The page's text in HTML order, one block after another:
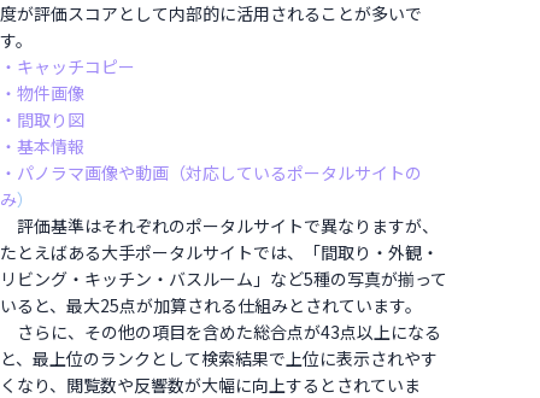
度が評価スコアとして内部的に活用されることが多いで
す。
・キャッチコピー
・物件画像
・間取り図
・基本情報
・パノラマ画像や動画（対応しているポータルサイトの
み）
評価基準はそれぞれのポータルサイトで異なりますが、
たとえばある大手ポータルサイトでは、「間取り・外観・
リビング・キッチン・バスルーム」など5種の写真が揃って
いると、最大25点が加算される仕組みとされています。
さらに、その他の項目を含めた総合点が43点以上になる
と、最上位のランクとして検索結果で上位に表示されやす
くなり、閲覧数や反響数が大幅に向上するとされていま